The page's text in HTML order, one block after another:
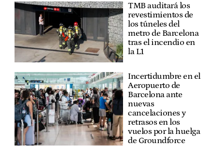
TMB auditará los
revestimientos de
los túneles del
metro de Barcelona
tras el incendio en
la L1
Incertidumbre en el
Aeropuerto de
Barcelona ante
nuevas
cancelaciones y
retrasos en los
vuelos por la huelga
de Groundforce